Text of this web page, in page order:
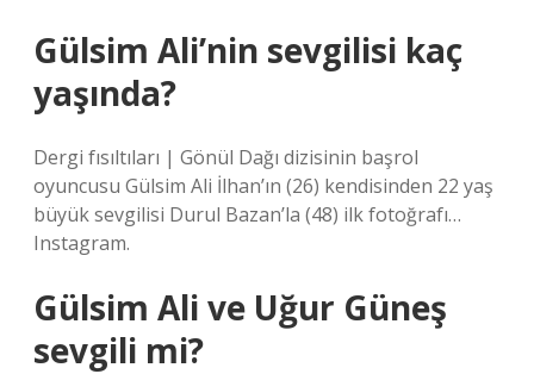
Gülsim Ali’nin sevgilisi kaç
yaşında?
Dergi fısıltıları | Gönül Dağı dizisinin başrol
oyuncusu Gülsim Ali İlhan’ın (26) kendisinden 22 yaş
büyük sevgilisi Durul Bazan’la (48) ilk fotoğrafı…
Instagram.
Gülsim Ali ve Uğur Güneş
sevgili mi?